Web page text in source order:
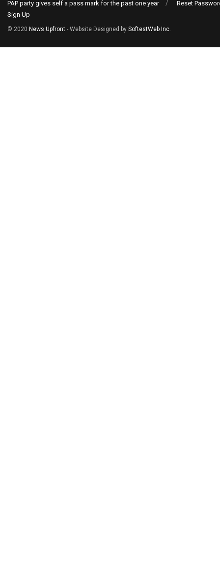
PAP party gives self a pass mark for the past one year
Reset
Sign Up
© 2020 News Upfront - Website Designed by SoftestWeb Inc